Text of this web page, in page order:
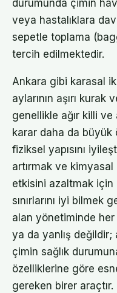
durumunda çimin
veya hastalıklara
sepetle toplama
tercih edilmektedir.
Ankara gibi karasal
aylarının aşırı kurak
genellikle ağır killi
karar daha da büyük
fiziksel yapısını
artırmak ve
etkisini azaltmak
sınırlarını iyi bilmek
alan yönetiminde
ya da yanlış
çimin sağlık
özelliklerine göre
gereken birer araçtır.